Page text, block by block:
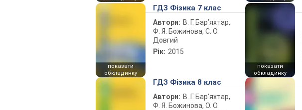
показати
обкладинку
ГДЗ Фізика 7 клас
Автори: В. Г. Бар’яхтар,
Ф. Я. Божинова, С. О.
Довгий
Рік: 2015
показати
обкладинку
ГДЗ Фізика 8 клас
Автори: В. Г. Бар’яхтар,
Ф. Я. Божинова, О. О.